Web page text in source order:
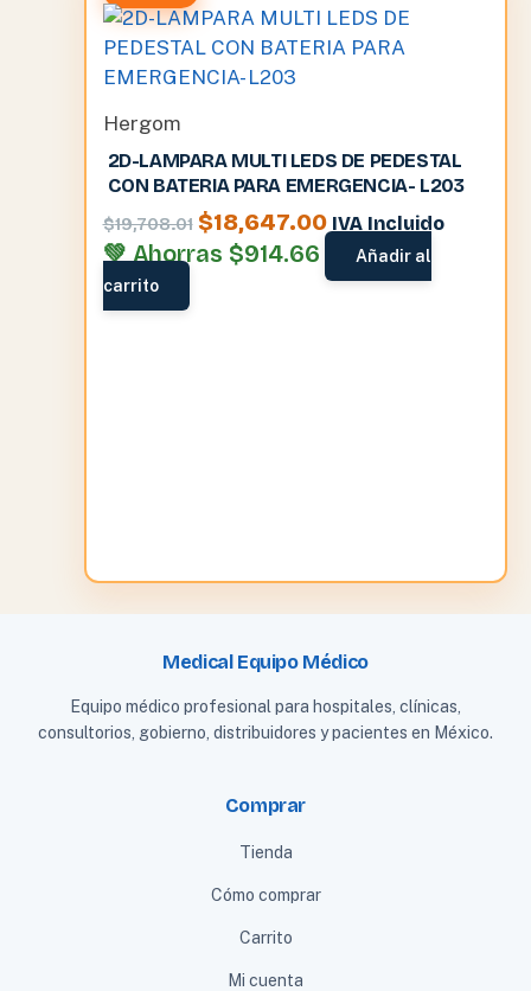
Hergom
2D-LAMPARA MULTI LEDS DE PEDESTAL
CON BATERIA PARA EMERGENCIA- L203
$19,708.01 El
precio
$18,647.00El
precio
actual
IVA Incluido
💚 Ahorras $914.66
Añadir al
carrito
Medical Equipo Médico
Equipo médico profesional para hospitales, clínicas,
consultorios, gobierno, distribuidores y pacientes en México.
Comprar
Tienda
Cómo comprar
Carrito
Mi cuenta